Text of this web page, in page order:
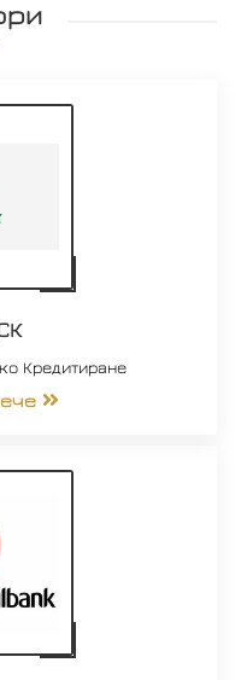
Кредитиране